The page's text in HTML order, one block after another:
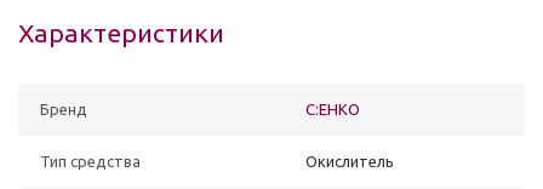
Характеристики
Бренд C:EHKO
Тип средства Окислитель